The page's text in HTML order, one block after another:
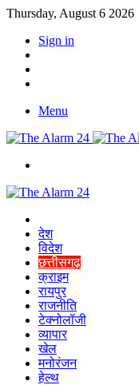
Thursday, August 6 2026
Sign in
Menu
देश
विदेश
छत्तीसगढ़
क्राइम
रायपुर
राजनीति
टेक्नोलॉजी
व्यापार
खेल
मनोरंजन
हेल्थ